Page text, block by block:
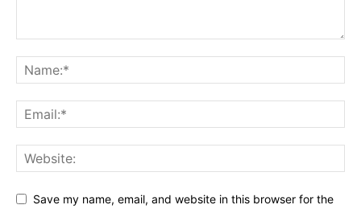
Save my name, email, and website in this browser for the